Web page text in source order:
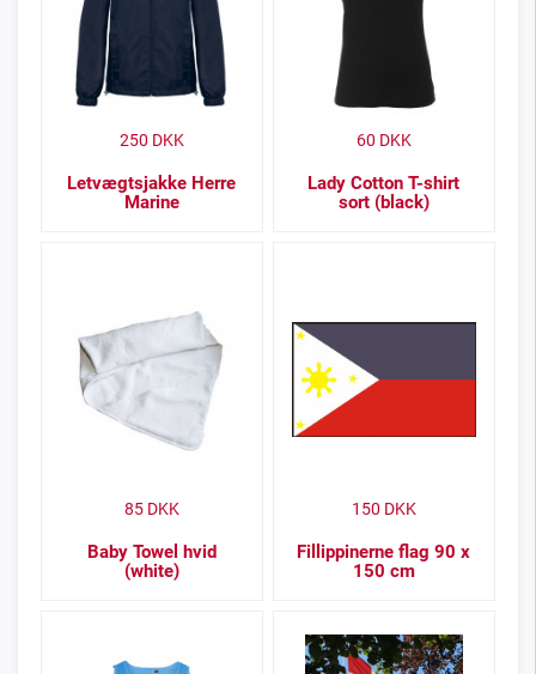
Letvægtsjakke Herre
Marine
250 DKK
Lady Cotton T-shirt
sort (black)
60 DKK
Baby Towel hvid
(white)
85DKK
Fillippinerne flag 90 x
150 cm
150 DKK